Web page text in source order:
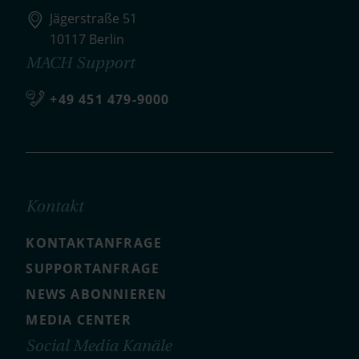
Jägerstraße 51
10117 Berlin
MACH Support
+49 451 479-9000
Kontakt
KONTAKTANFRAGE
SUPPORTANFRAGE
NEWS ABONNIEREN
MEDIA CENTER
Social Media Kanäle